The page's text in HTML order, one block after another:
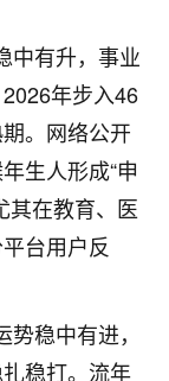
中有升，事业
年步入46
。网络公开
生人形成“申
其在教育、医
台用户反
稳中有进，
稳打。流年
后，最大的感
皆是命，半点
9
方式的啊？
12